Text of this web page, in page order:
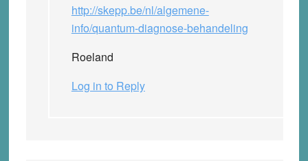
http://skepp.be/nl/algemene-
info/quantum-diagnose-behandeling
Roeland
Log in to Reply